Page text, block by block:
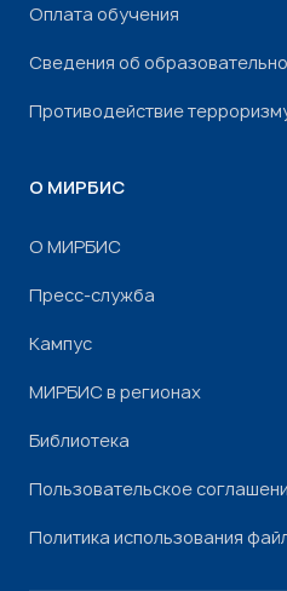
Оплата обучения
Сведения об
Противодействие
О МИРБИС
О МИРБИС
Пресс-служба
Кампус
МИРБИС в регионах
Библиотека
Пользовательское
Политика использования